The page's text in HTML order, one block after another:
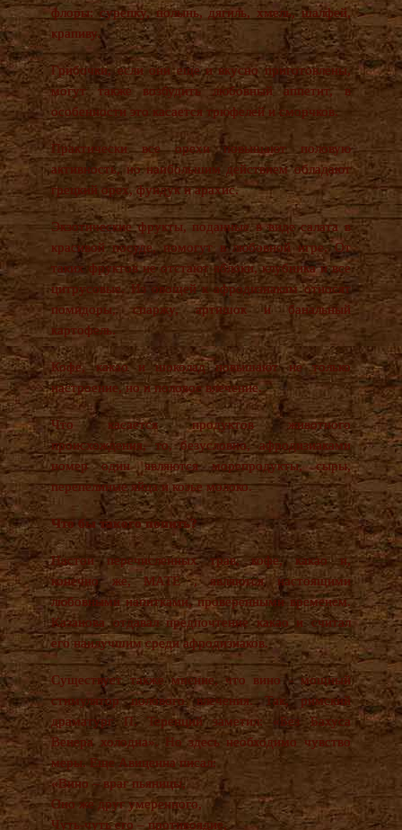
флоры: сурепку, полынь, дягиль, хмель, шалфей,
крапиву.
Грибочки, если они еще и вкусно приготовлены,
могут также возбудить любовный аппетит, в
особенности это касается трюфелей и сморчков.
Практически все орехи повышают половую
активность, но наибольшим действием обладают
грецкий орех, фундук и арахис.
Экзотические фрукты, поданные в виде салата в
красивой посуде, помогут в любовной игре. От
таких фруктов не отстают яблоки, клубника и все
цитрусовые. Из овощей к афродизиакам относят
помидоры, спаржу, артишок и банальный
картофель.
Кофе, какао и шоколад повышают не только
настроение, но и половое влечение.
Что касается продуктов животного
происхождения, то, безусловно, афродизиаками
номер один являются морепродукты, сыры,
перепелиные яйца и козье молоко.
Что бы такого попить?
Настои перечисленных трав, кофе, какао и,
конечно же, МАТЕ , являются настоящими
любовными напитками, проверенными временем.
Казанова отдавал предпочтение какао и считал
его наилучшим среди афродизиаков.
Существует также мнение, что вино - мощный
стимулятор полового влечения. Так, римский
драматург П. Теренций заметил: «Без Бахуса
Венера холодна». Но здесь необходимо чувство
меры. Еще Авиценна писал:
«Вино – враг пьяницы,
Оно же друг умеренного,
Чуть-чуть его – противоядие,